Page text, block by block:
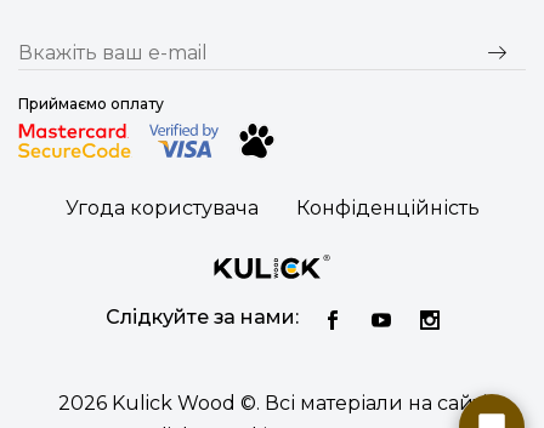
Приймаємо оплату
Угода користувача Конфіденційність
Слідкуйте за нами:
2026 Kulick Wood ©. Всі матеріали на сайті